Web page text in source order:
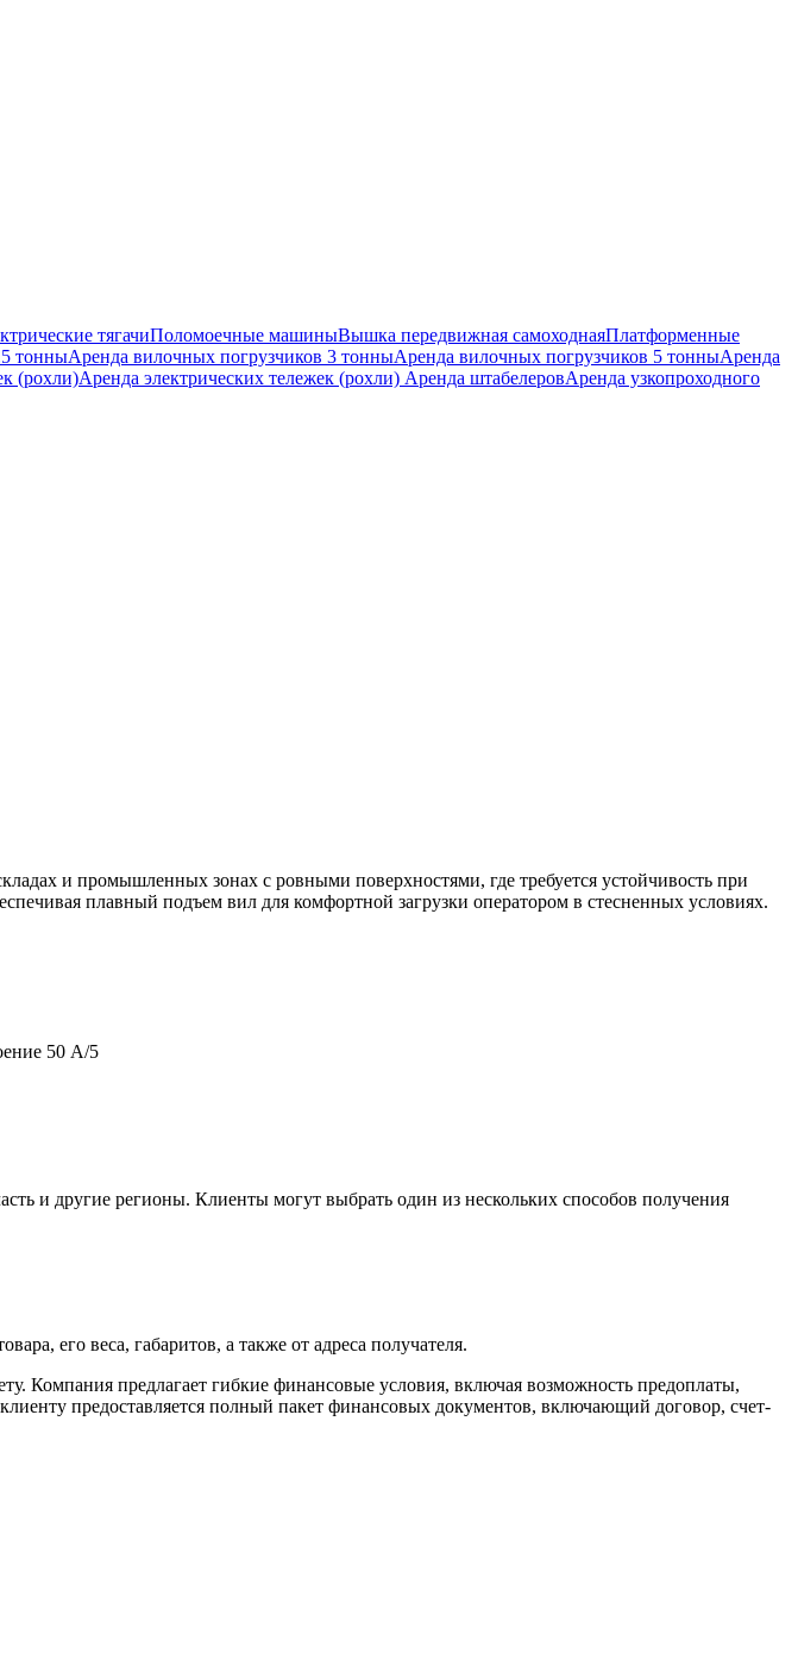
тягачиПоломоечные машиныВышка передвижная самоходнаяПлатформенные
тонныАренда вилочных погрузчиков 3 тонныАренда вилочных погрузчиков 5 тонныАренда
(рохли)Аренда электрических тележек (рохли) Аренда штабелеровАренда узкопроходного
и промышленных зонах с ровными поверхностями, где требуется устойчивость при
плавный подъем вил для комфортной загрузки оператором в стесненных условиях.
50 А/5
и другие регионы. Клиенты могут выбрать один из нескольких способов получения
его веса, габаритов, а также от адреса получателя.
Компания предлагает гибкие финансовые условия, включая возможность предоплаты,
предоставляется полный пакет финансовых документов, включающий договор, счет-